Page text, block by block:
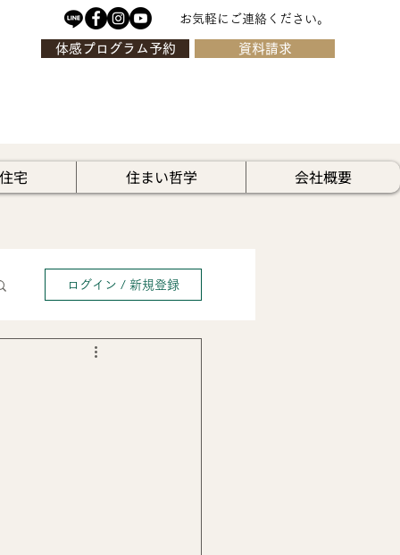
お気軽にご連絡ください。
体感プログラム予約 資料請求
宅 住まい哲学 会社概要
ログイン / 新規登録